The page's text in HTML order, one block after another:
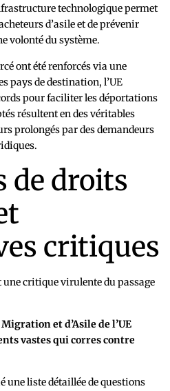
technologique permet
d’asile et de prévenir
volonté du système.
ont été renforcés via une
pays de destination, l’UE
pour faciliter les déportations
résultent en des véritables
prolongés par des demandeurs
de droits
critiques
critique virulente du passage
et d’Asile de l’UE
vastes qui corres contre
une liste détaillée de questions